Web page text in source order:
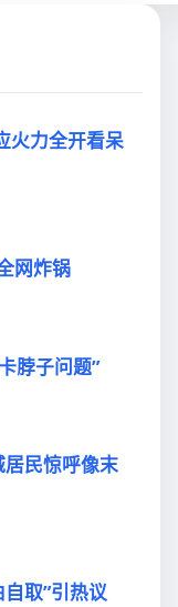
火力全开看呆
网炸锅
脖子问题”
居民惊呼像末
取”引热议